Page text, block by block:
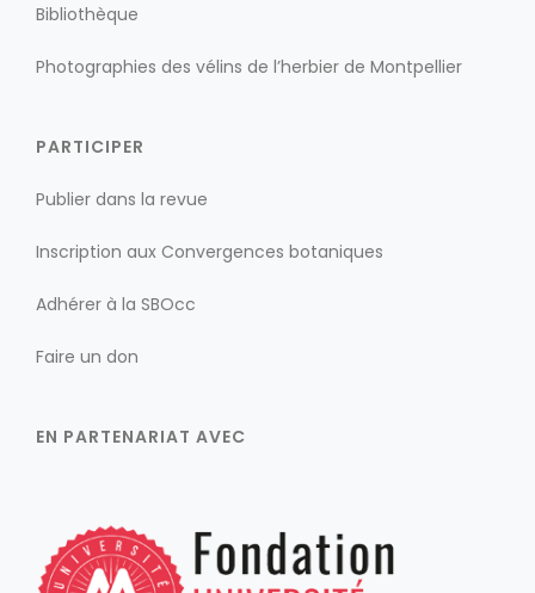
Bibliothèque
Photographies des vélins de l’herbier de Montpellier
PARTICIPER
Publier dans la revue
Inscription aux Convergences botaniques
Adhérer à la SBOcc
Faire un don
EN PARTENARIAT AVEC